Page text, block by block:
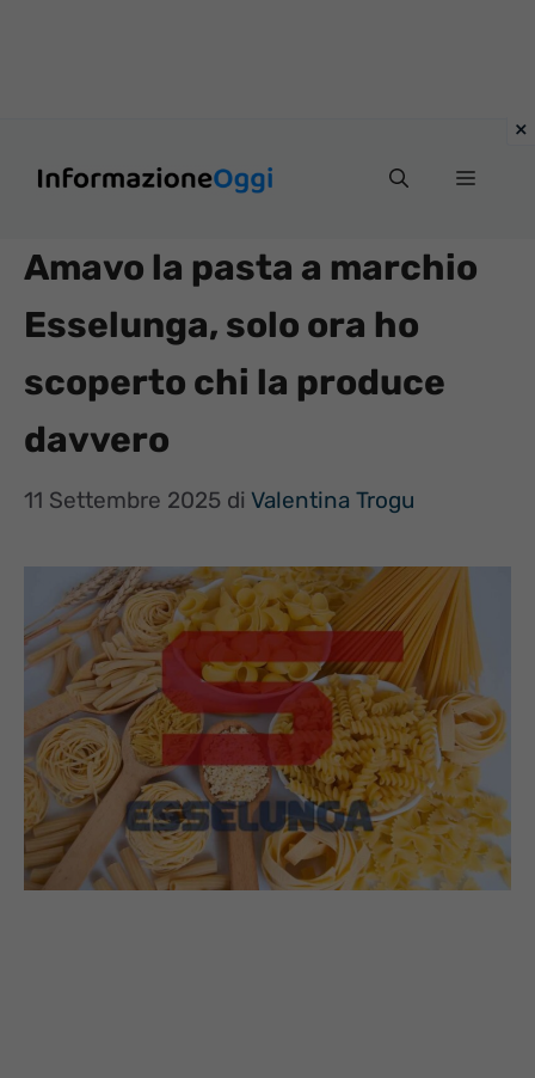
Menu
Amavo la pasta a marchio
Esselunga, solo ora ho
scoperto chi la produce
davvero
11 Settembre 2025 di Valentina Trogu